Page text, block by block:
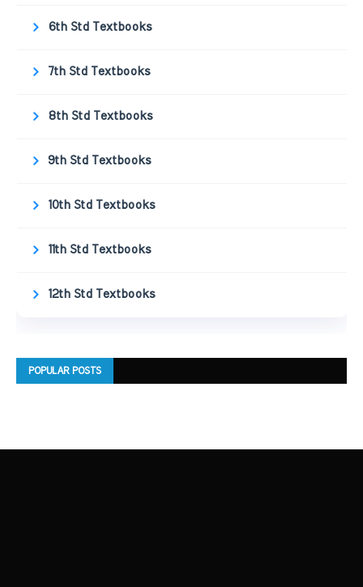
6th Std Textbooks
7th Std Textbooks
8th Std Textbooks
9th Std Textbooks
10th Std Textbooks
11th Std Textbooks
12th Std Textbooks
POPULAR POSTS